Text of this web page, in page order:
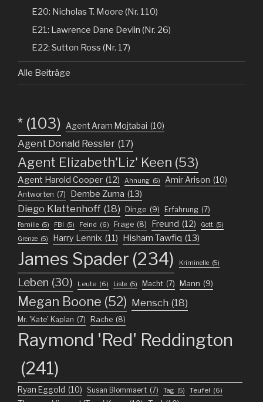
E20: Nicholas T. Moore (Nr. 110)
E21: Lawrence Dane Devlin (Nr. 26)
E22: Sutton Ross (Nr. 17)
Alle Beiträge
* (103) Agent Aram Mojtabai (10)
Agent Donald Ressler (17)
Agent Elizabeth'Liz' Keen (53)
Agent Harold Cooper (12) Ahnung (5) Amir Arison (10)
Antworten (7) Dembe Zuma (13)
Diego Klattenhoff (18) Dinge (9) Erfahrung (7)
Familie (5) FBI (5) Feind (6) Frage (8) Freund (12) Gott (5)
Grenze (5) Harry Lennix (11) Hisham Tawfiq (13)
James Spader (234) Kriminelle (5)
Leben (30) Leute (6) Liste (5) Macht (7) Mann (9)
Megan Boone (52) Mensch (18)
Mr. 'Kate' Kaplan (7) Rache (8)
Raymond 'Red' Reddington
(241)
Ryan Eggold (10) Susan Blommaert (7) Tag (5) Teufel (6)